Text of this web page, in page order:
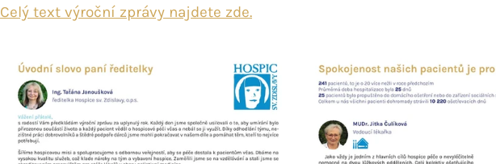
Celý text výroční zprávy najdete zde.